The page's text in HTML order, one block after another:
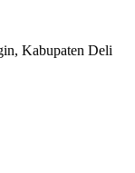
Kabupaten Deli